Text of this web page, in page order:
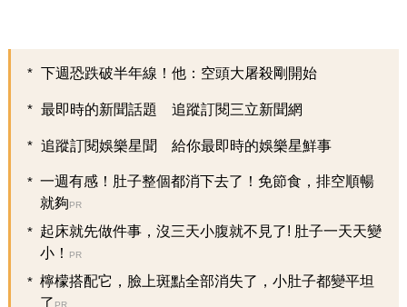
下週恐跌破半年線！他：空頭大屠殺剛開始
最即時的新聞話題 追蹤訂閱三立新聞網
追蹤訂閱娛樂星聞 給你最即時的娛樂星鮮事
一週有感！肚子整個都消下去了！免節食，排空順暢
就夠PR
起床就先做件事，沒三天小腹就不見了! 肚子一天天變
小！
PR
檸檬搭配它，臉上斑點全部消失了，小肚子都變平坦
了 PR